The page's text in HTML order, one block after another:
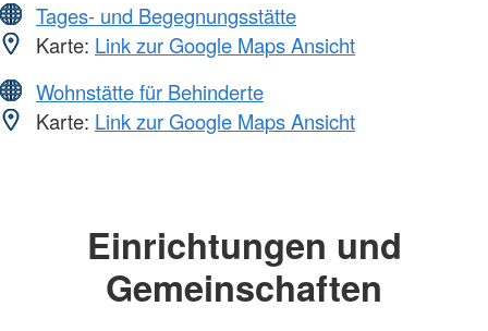
Tages- und Begegnungsstätte
Karte: Link zur Google Maps Ansicht
Wohnstätte für Behinderte
Karte: Link zur Google Maps Ansicht
Einrichtungen und
Gemeinschaften